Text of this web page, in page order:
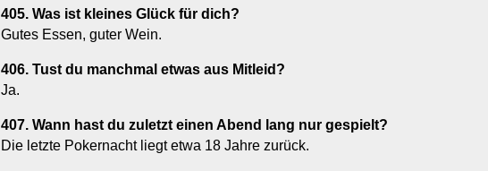
405. Was ist kleines Glück für dich?
Gutes Essen, guter Wein.
406. Tust du manchmal etwas aus Mitleid?
Ja.
407. Wann hast du zuletzt einen Abend lang nur gespielt?
Die letzte Pokernacht liegt etwa 18 Jahre zurück.